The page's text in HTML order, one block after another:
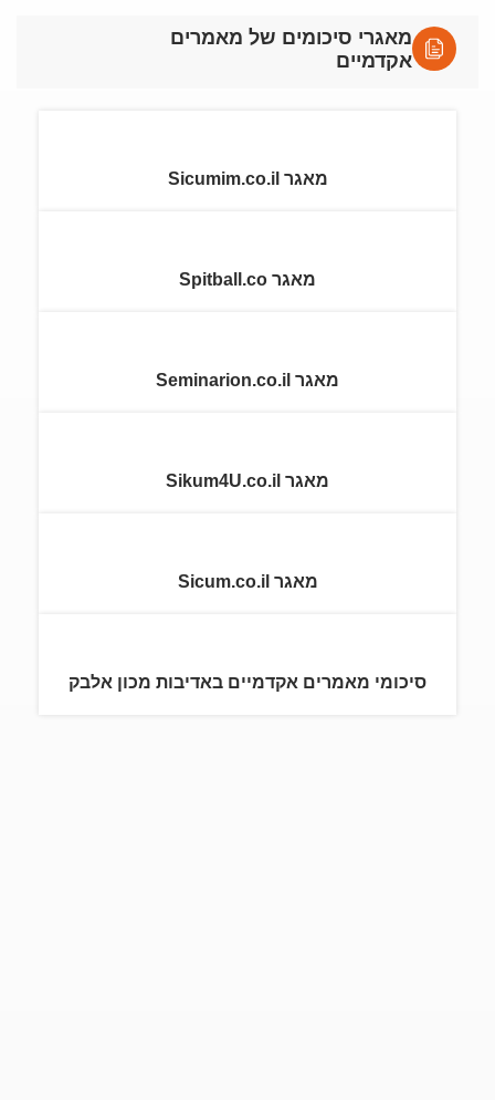
מאגרי סיכומים של מאמרים
אקדמיים
מאגר Sicumim.co.il
מאגר Spitball.co
מאגר Seminarion.co.il
מאגר Sikum4U.co.il
מאגר Sicum.co.il
סיכומי מאמרים אקדמיים באדיבות מכון אלבק